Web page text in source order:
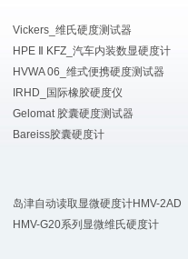
Vickers_维氏硬度测试器
HPE Ⅱ KFZ_汽车内装数显硬度计
HVWA 06_维式便携硬度测试器
IRHD_国际橡胶硬度仪
Gelomat 胶囊硬度测试器
Bareiss胶囊硬度计
岛津自动读取显微硬度计HMV-2AD
HMV-G20系列显微维氏硬度计